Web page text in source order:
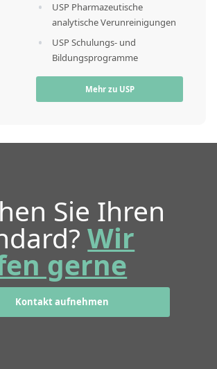
USP Pharmazeutische
analytische Verunreinigungen
USP Schulungs- und
Bildungsprogramme
Mehr zu USP
Sie Ihren
Wir
gerne
Kontakt aufnehmen